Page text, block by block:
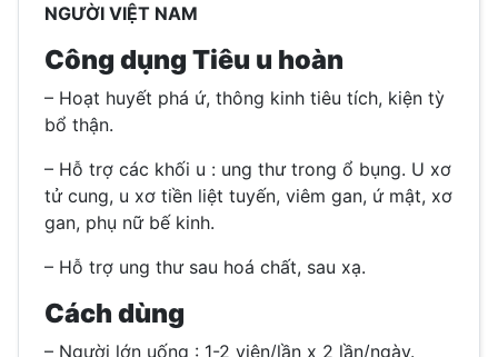
NGƯỜI VIỆT NAM
Công dụng Tiêu u hoàn
– Hoạt huyết phá ứ, thông kinh tiêu tích, kiện tỳ
bổ thận.
– Hỗ trợ các khối u : ung thư trong ổ bụng. U xơ
tử cung, u xơ tiền liệt tuyến, viêm gan, ứ mật, xơ
gan, phụ nữ bế kinh.
– Hỗ trợ ung thư sau hoá chất, sau xạ.
Cách dùng
– Người lớn uống : 1-2 viên/lần x 2 lần/ngày.